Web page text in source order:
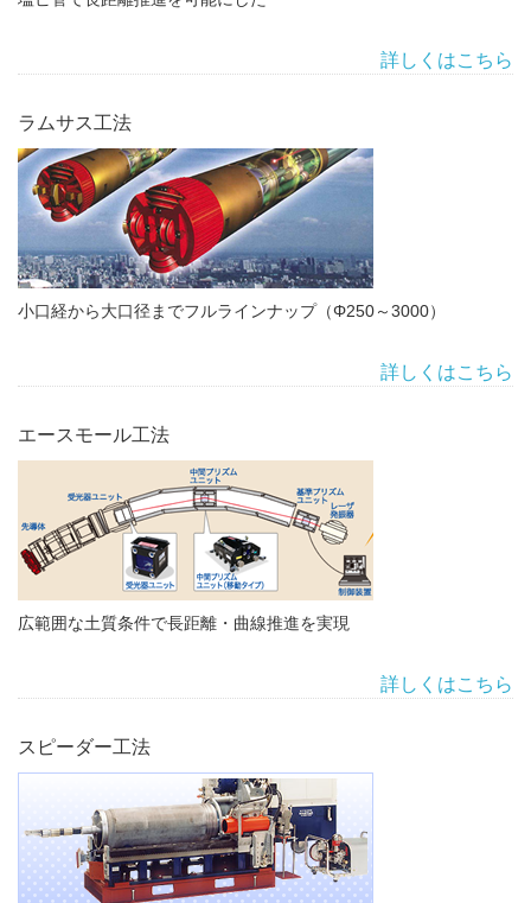
詳しくはこちら
ラムサス工法
小口経から大口径までフルラインナップ（Φ250～3000）
詳しくはこちら
エースモール工法
広範囲な土質条件で長距離・曲線推進を実現
詳しくはこちら
スピーダー工法